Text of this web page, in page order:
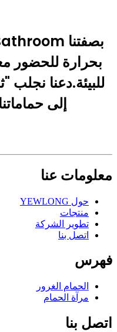
بحرارة للحضور
إلى
معلومات عنا
حول YEWLONG
منتجات
تطوير الشركة
اتصل بنا
فهرس
الحمام الغرور
مرآة الحمام
اتصل بنا